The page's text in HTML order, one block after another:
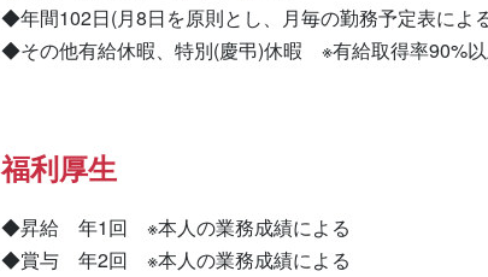
◆年間102日(月8日を原則とし、月毎の勤務予定表によ
◆その他有給休暇、特別(慶弔)休暇　※有給取得率90%
福利厚生
◆昇給　年1回　※本人の業務成績による
◆賞与　年2回　※本人の業務成績による